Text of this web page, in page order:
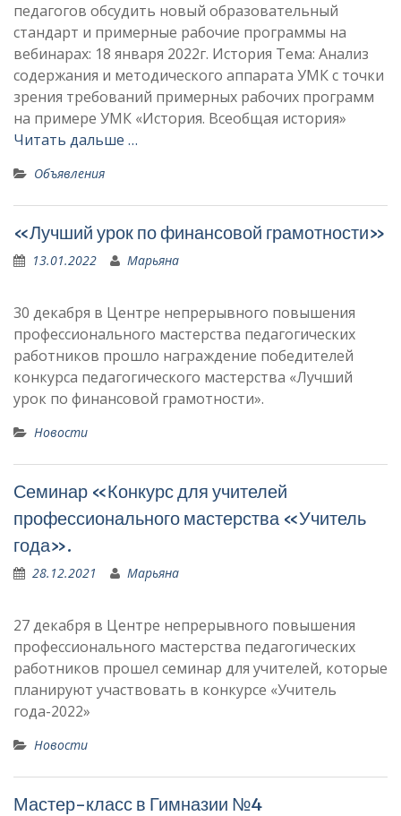
педагогов обсудить новый образовательный
стандарт и примерные рабочие программы на
вебинарах: 18 января 2022г. История Тема: Анализ
содержания и методического аппарата УМК с точки
зрения требований примерных рабочих программ
на примере УМК «История. Всеобщая история»
Читать дальше …
Объявления
«Лучший урок по финансовой грамотности»
13.01.2022 Марьяна
30 декабря в Центре непрерывного повышения
профессионального мастерства педагогических
работников прошло награждение победителей
конкурса педагогического мастерства «Лучший
урок по финансовой грамотности».
Новости
Семинар «Конкурс для учителей
профессионального мастерства «Учитель
года».
28.12.2021 Марьяна
27 декабря в Центре непрерывного повышения
профессионального мастерства педагогических
работников прошел семинар для учителей, которые
планируют участвовать в конкурсе «Учитель
года-2022»
Новости
Мастер-класс в Гимназии №4